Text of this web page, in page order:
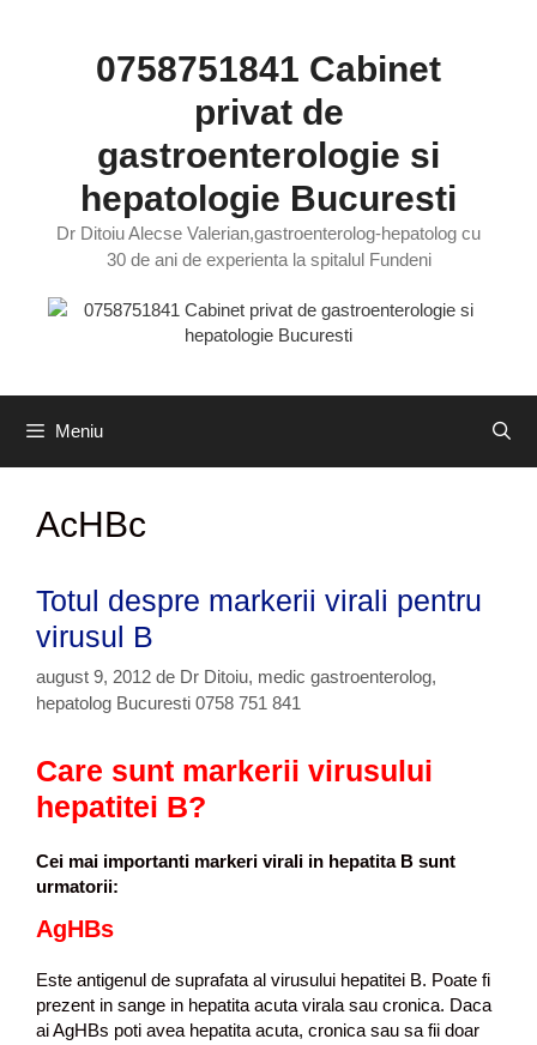
0758751841 Cabinet
privat de
gastroenterologie si
hepatologie Bucuresti
Dr Ditoiu Alecse Valerian,gastroenterolog-hepatolog cu
30 de ani de experienta la spitalul Fundeni
Meniu
AcHBc
Totul despre markerii virali pentru
virusul B
august 9, 2012 de Dr Ditoiu, medic gastroenterolog,
hepatolog Bucuresti 0758 751 841
Care sunt markerii virusului
hepatitei B?
Cei mai importanti markeri virali in hepatita B sunt
urmatorii:
AgHBs
Este antigenul de suprafata al virusului hepatitei B. Poate fi
prezent in sange in hepatita acuta virala sau cronica. Daca
ai AgHBs poti avea hepatita acuta, cronica sau sa fii doar